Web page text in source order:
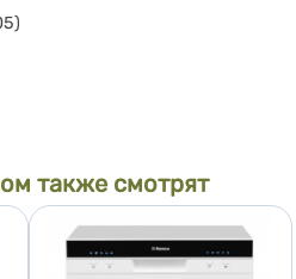
также смотрят